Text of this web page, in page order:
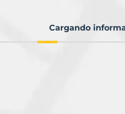
Cargando